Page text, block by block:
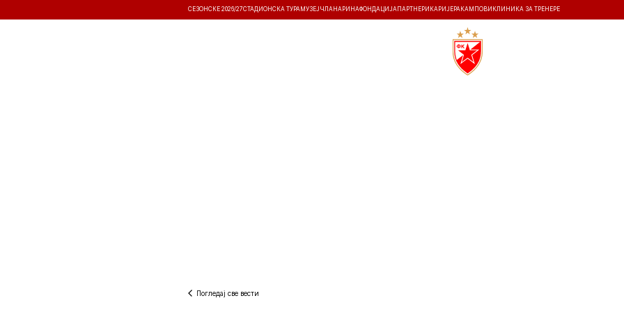
СЕЗОНСКЕ 2026/27СТАДИОНСКА ТУРА МУЗЕЈ ЧЛАНАРИНАФОНДАЦИЈА ПАРТНЕРИ КАРИЈЕРА КАМПОВИ КЛИНИКА ЗА ТРЕНЕРЕ
Погледај све вести